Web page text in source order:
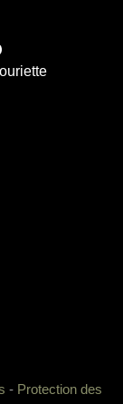
- Protection des